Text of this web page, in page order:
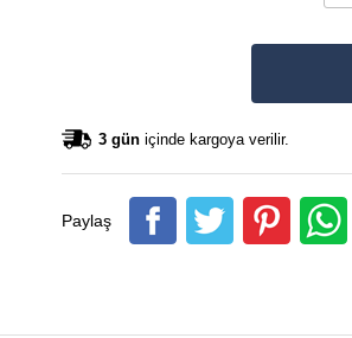
3 gün içinde kargoya verilir.
Paylaş